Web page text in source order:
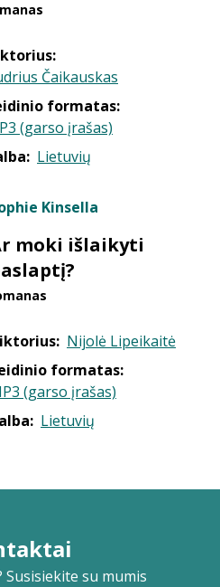
Čaikauskas
formatas:
(garso įrašas)
Lietuvių
Kinsella
moki išlaikyti
Nijolė Lipeikaitė
formatas:
(garso įrašas)
Lietuvių
su mumis